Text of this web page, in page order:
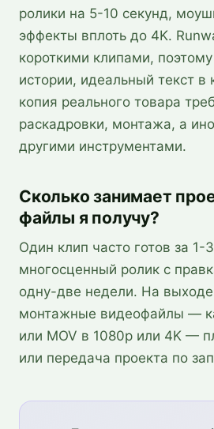
ролики на 5-10 секунд,
эффекты вплоть до 4K.
короткими клипами,
истории, идеальный текст в
копия реального товара
раскадровки, монтажа, а
другими инструментами.
Сколько занимает
файлы я получу?
Один клип часто готов за 1-
многосценный ролик с
одну-две недели. На
монтажные видеофайлы —
или MOV в 1080p или 4K —
или передача проекта по